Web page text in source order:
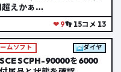
超えかぁ…
❤ 9👣 15コメ 13
ムソフト ダイヤ
SCE SCPH-90000を6000